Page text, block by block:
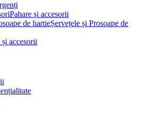
Pahare și accesorii
Șervețele și Prosoape de
și accesorii